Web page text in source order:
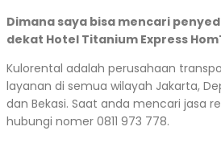
Dimana saya bisa mencari
dekat Hotel Titanium Express
Kulorental adalah perusahaan
layanan di semua wilayah Jakarta,
dan Bekasi. Saat anda mencari jasa
hubungi nomer 0811 973 778.